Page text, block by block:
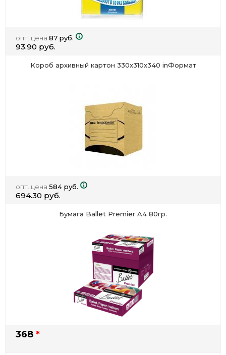
опт. цена 87 руб.
93.90 руб.
Короб архивный картон 330х310х340 inФормат
опт. цена 584 руб.
694.30 руб.
Бумага Ballet Premier A4 80гр.
368 *